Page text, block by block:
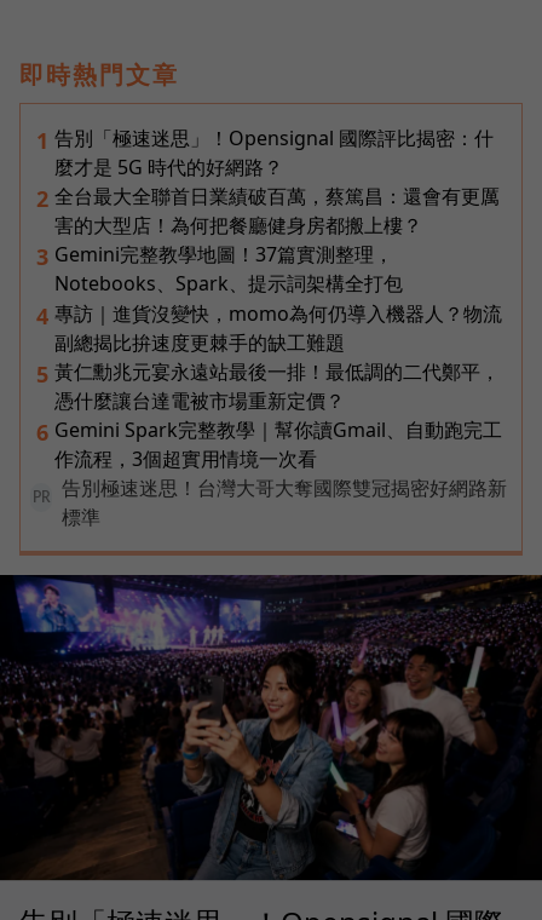
即時熱門文章
1 告別「極速迷思」！Opensignal 國際評比揭密：什
麼才是 5G 時代的好網路？
2 全台最大全聯首日業績破百萬，蔡篤昌：還會有更厲
害的大型店！為何把餐廳健身房都搬上樓？
3 Gemini完整教學地圖！37篇實測整理，
Notebooks、Spark、提示詞架構全打包
4 專訪｜進貨沒變快，momo為何仍導入機器人？物流
副總揭比拚速度更棘手的缺工難題
5 黃仁勳兆元宴永遠站最後一排！最低調的二代鄭平，
憑什麼讓台達電被市場重新定價？
6 Gemini Spark完整教學｜幫你讀Gmail、自動跑完工
作流程，3個超實用情境一次看
PR
告別極速迷思！台灣大哥大奪國際雙冠揭密好網路新
標準